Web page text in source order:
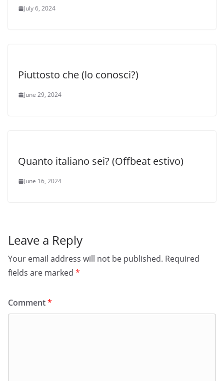
July 6, 2024
Piuttosto che (lo conosci?)
June 29, 2024
Quanto italiano sei? (Offbeat estivo)
June 16, 2024
Leave a Reply
Your email address will not be published. Required
fields are marked *
Comment*